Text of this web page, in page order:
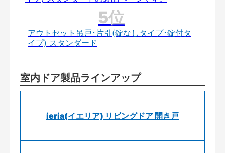
アウトセット吊戸･片引(錠なしタイプ･錠付タ
イプ) スタンダード
室内ドア製品ラインアップ
ieria(イエリア) リビングドア 開き戸